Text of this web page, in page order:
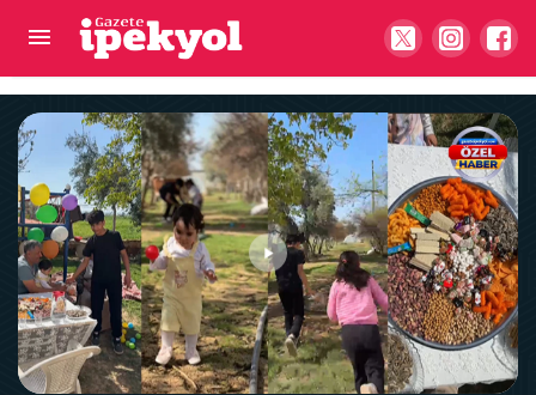
Şanlıurfa sıcaklarına 'gece' çözümü: Nemrut'un
Tahtı’na yürüdüler…